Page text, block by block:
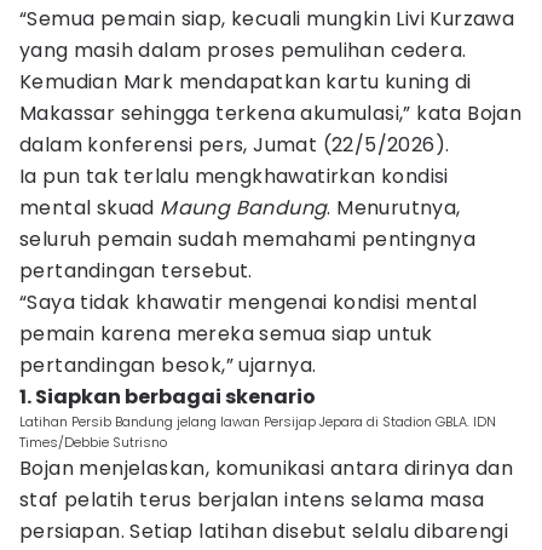
“Semua pemain siap, kecuali mungkin Livi Kurzawa
yang masih dalam proses pemulihan cedera.
Kemudian Mark mendapatkan kartu kuning di
Makassar sehingga terkena akumulasi,” kata Bojan
dalam konferensi pers, Jumat (22/5/2026).
Ia pun tak terlalu mengkhawatirkan kondisi
mental skuad Maung Bandung. Menurutnya,
seluruh pemain sudah memahami pentingnya
pertandingan tersebut.
“Saya tidak khawatir mengenai kondisi mental
pemain karena mereka semua siap untuk
pertandingan besok,” ujarnya.
1. Siapkan berbagai skenario
Latihan Persib Bandung jelang lawan Persijap Jepara di Stadion GBLA. IDN
Times/Debbie Sutrisno
Bojan menjelaskan, komunikasi antara dirinya dan
staf pelatih terus berjalan intens selama masa
persiapan. Setiap latihan disebut selalu dibarengi